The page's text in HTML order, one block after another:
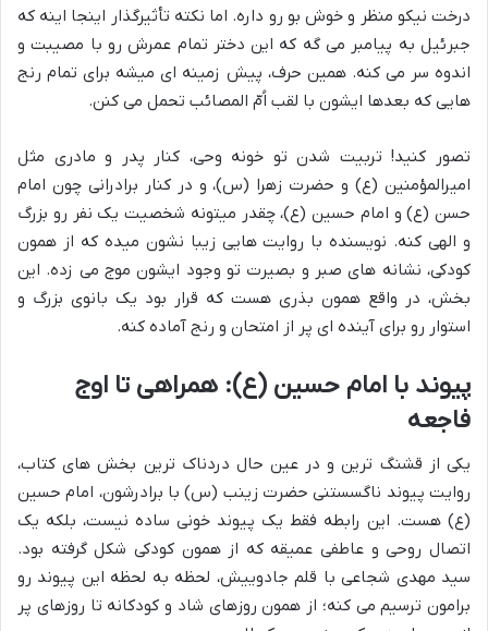
درخت نیکو منظر و خوش بو رو داره. اما نکته تأثیرگذار اینجا اینه که
جبرئیل به پیامبر می گه که این دختر تمام عمرش رو با مصیبت و
اندوه سر می کنه. همین حرف، پیش زمینه ای میشه برای تمام رنج
هایی که بعدها ایشون با لقب اُمّ المصائب تحمل می کنن.
تصور کنید! تربیت شدن تو خونه وحی، کنار پدر و مادری مثل
امیرالمؤمنین (ع) و حضرت زهرا (س)، و در کنار برادرانی چون امام
حسن (ع) و امام حسین (ع)، چقدر میتونه شخصیت یک نفر رو بزرگ
و الهی کنه. نویسنده با روایت هایی زیبا نشون میده که از همون
کودکی، نشانه های صبر و بصیرت تو وجود ایشون موج می زده. این
بخش، در واقع همون بذری هست که قرار بود یک بانوی بزرگ و
استوار رو برای آینده ای پر از امتحان و رنج آماده کنه.
پیوند با امام حسین (ع): همراهی تا اوج
فاجعه
یکی از قشنگ ترین و در عین حال دردناک ترین بخش های کتاب،
روایت پیوند ناگسستنی حضرت زینب (س) با برادرشون، امام حسین
(ع) هست. این رابطه فقط یک پیوند خونی ساده نیست، بلکه یک
اتصال روحی و عاطفی عمیقه که از همون کودکی شکل گرفته بود.
سید مهدی شجاعی با قلم جادوییش، لحظه به لحظه این پیوند رو
برامون ترسیم می کنه؛ از همون روزهای شاد و کودکانه تا روزهای پر